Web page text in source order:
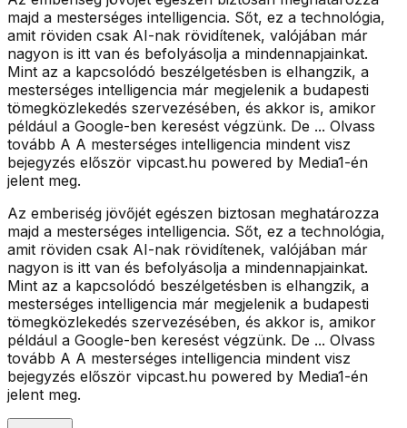
majd a mesterséges intelligencia. Sőt, ez a technológia,
amit röviden csak AI-nak rövidítenek, valójában már
nagyon is itt van és befolyásolja a mindennapjainkat.
Mint az a kapcsolódó beszélgetésben is elhangzik, a
mesterséges intelligencia már megjelenik a budapesti
tömegközlekedés szervezésében, és akkor is, amikor
például a Google-ben keresést végzünk. De ... Olvass
tovább A A mesterséges intelligencia mindent visz
bejegyzés először vipcast.hu powered by Media1-én
jelent meg.
Az emberiség jövőjét egészen biztosan meghatározza
majd a mesterséges intelligencia. Sőt, ez a technológia,
amit röviden csak AI-nak rövidítenek, valójában már
nagyon is itt van és befolyásolja a mindennapjainkat.
Mint az a kapcsolódó beszélgetésben is elhangzik, a
mesterséges intelligencia már megjelenik a budapesti
tömegközlekedés szervezésében, és akkor is, amikor
például a Google-ben keresést végzünk. De ... Olvass
tovább A A mesterséges intelligencia mindent visz
bejegyzés először vipcast.hu powered by Media1-én
jelent meg.